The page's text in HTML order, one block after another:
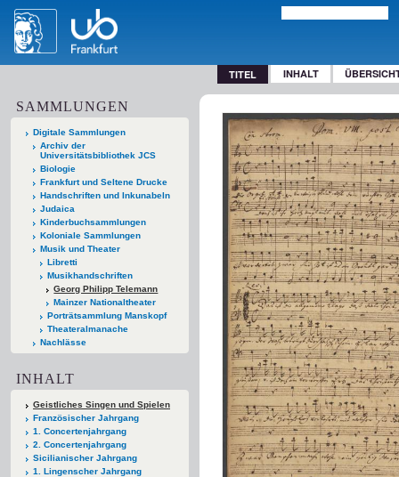
TITEL INHALT
SAMMLUNGEN
Digitale Sammlungen
Archiv der
Universitätsbibliothek JCS
Biologie
Frankfurt und Seltene Drucke
Handschriften und Inkunabeln
Judaica
Kinderbuchsammlungen
Koloniale Sammlungen
Musik und Theater
Libretti
Musikhandschriften
Georg Philipp Telemann
Mainzer Nationaltheater
Porträtsammlung Manskopf
Theateralmanache
Nachlässe
INHALT
Geistliches Singen und Spielen
Französischer Jahrgang
1. Concertenjahrgang
2. Concertenjahrgang
Sicilianischer Jahrgang
1. Lingenscher Jahrgang